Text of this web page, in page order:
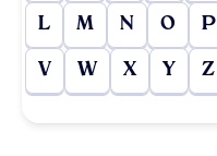
L M N O P
V W X Y Z